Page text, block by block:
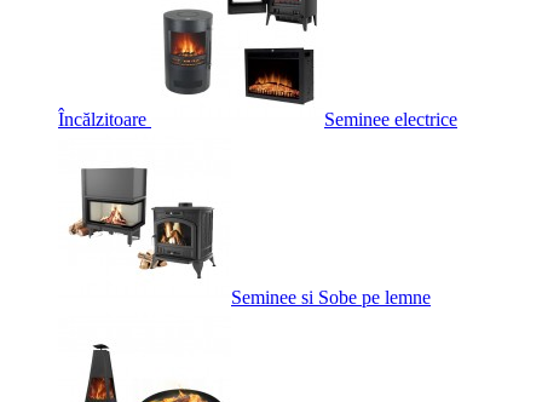
Încălzitoare Seminee electrice
Seminee si Sobe pe lemne